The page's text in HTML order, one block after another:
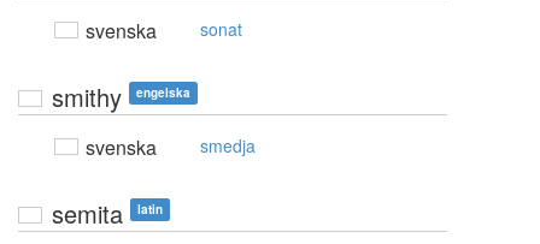
svenska sonat
smithy engelska
svenska smedja
semita latin